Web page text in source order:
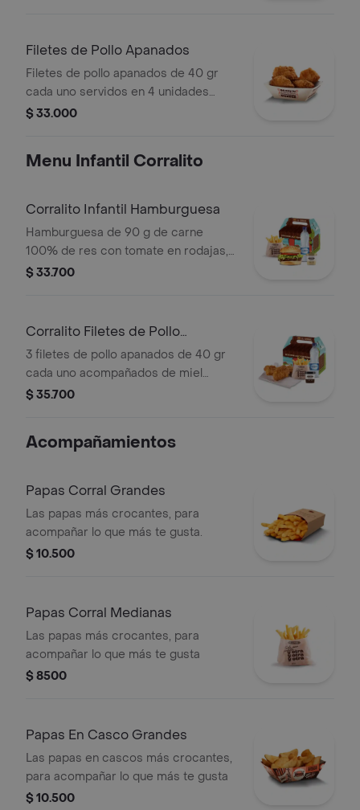
Filetes de Pollo Apanados
Filetes de pollo apanados de 40 gr
cada uno servidos en 4 unidades
acompañados de miel mostaza
$ 33.000
Menu Infantil Corralito
Corralito Infantil Hamburguesa
Hamburguesa de 90 g de carne
100% de res con tomate en rodajas,
lechuga en julianas, salsa blanca y
60 g
$ 33.700
Corralito Filetes de Pollo
Apanados
3 filetes de pollo apanados de 40 gr
cada uno acompañados de miel
mostaza con papas Corral medianas,
$ 35.700
Acompañamientos
Papas Corral Grandes
Las papas más crocantes, para
acompañar lo que más te gusta.
$ 10.500
Papas Corral Medianas
Las papas más crocantes, para
acompañar lo que más te gusta
$ 8500
Papas En Casco Grandes
Las papas en cascos más crocantes,
para acompañar lo que más te gusta
$ 10.500